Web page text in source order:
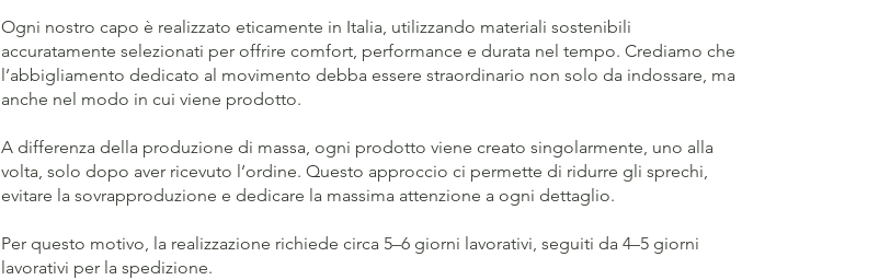
Ogni nostro capo è realizzato eticamente in Italia, utilizzando materiali sostenibili
accuratamente selezionati per offrire comfort, performance e durata nel tempo. Crediamo che
l’abbigliamento dedicato al movimento debba essere straordinario non solo da indossare, ma
anche nel modo in cui viene prodotto.
A differenza della produzione di massa, ogni prodotto viene creato singolarmente, uno alla
volta, solo dopo aver ricevuto l’ordine. Questo approccio ci permette di ridurre gli sprechi,
evitare la sovrapproduzione e dedicare la massima attenzione a ogni dettaglio.
Per questo motivo, la realizzazione richiede circa 5–6 giorni lavorativi, seguiti da 4–5 giorni
lavorativi per la spedizione.